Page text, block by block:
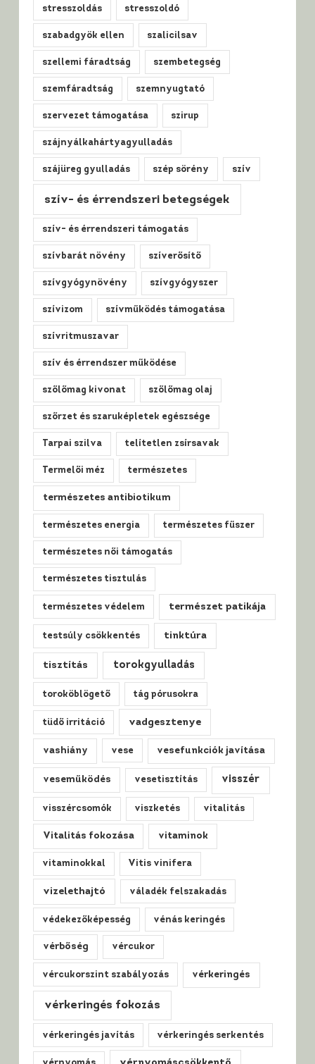
stresszoldás stresszoldó
szabadgyök ellen szalicilsav
szellemi fáradtság szembetegség
szemfáradtság szemnyugtató
szervezet támogatása szirup
szájnyálkahártyagyulladás
szájüreg gyulladás szép sörény szív
szív- és érrendszeri betegségek
szív- és érrendszeri támogatás
szívbarát növény szíverősítő
szívgyógynövény szívgyógyszer
szívizom szívműködés támogatása
szívritmuszavar
szív és érrendszer működése
szőlőmag kivonat szőlőmag olaj
szőrzet és szaruképletek egészsége
Tarpai szilva telítetlen zsírsavak
Termelői méz természetes
természetes antibiotikum
természetes energia természetes fűszer
természetes női támogatás
természetes tisztulás
természetes védelem természet patikája
testsúly csökkentés tinktúra
tisztítás torokgyulladás
toroköblögető tág pórusokra
tüdő irritáció vadgesztenye
vashiány vese vesefunkciók javítása
veseműködés vesetisztítás visszér
visszércsomók viszketés vitalitás
Vitalitás fokozása vitaminok
vitaminokkal Vitis vinifera
vizelethajtó váladék felszakadás
védekezőképesség vénás keringés
vérbőség vércukor
vércukorszint szabályozás vérkeringés
vérkeringés fokozás
vérkeringés javítás vérkeringés serkentés